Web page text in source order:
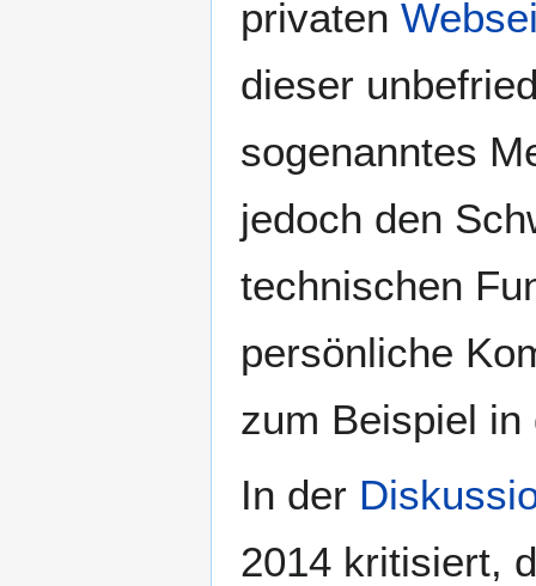
privaten
dieser
sogenanntes
jedoch den
technischen
persönliche
zum Beispiel
In der
2014 kritisiert,